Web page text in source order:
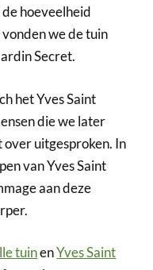
hoeveelheid
we de tuin
Secret.
het Yves Saint
die we later
uitgesproken. In
van Yves Saint
aan deze
tuinenYves Saint